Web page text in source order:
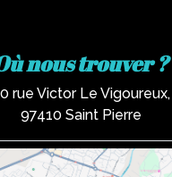
nous trouver ?
rue Victor Le Vigoureux,
97410 Saint Pierre